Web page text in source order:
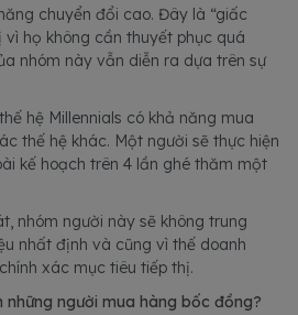
chuyển đổi cao. Đây là “giấc
họ không cần thuyết phục quá
nhóm này vẫn diễn ra dựa trên sự
hệ Millennials có khả năng mua
thế hệ khác. Một người sẽ thực hiện
kế hoạch trên 4 lần ghé thăm một
nhóm người này sẽ không trung
nhất định và cũng vì thế doanh
xác mục tiêu tiếp thị.
người mua hàng bốc đồng?